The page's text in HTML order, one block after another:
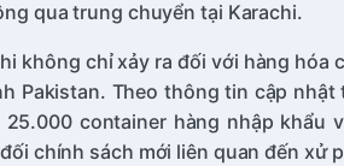
qua trung chuyển tại Karachi.
không chỉ xảy ra đối với hàng
Pakistan. Theo thông tin cập
container hàng nhập
chính sách mới liên quan đến